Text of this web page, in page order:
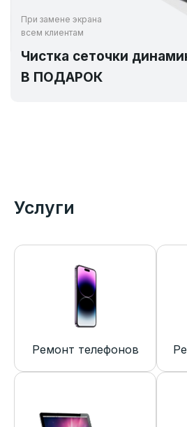
При замене экрана
всем клиентам
Чистка сеточки
В ПОДАРОК
Услуги
Ремонт телефонов